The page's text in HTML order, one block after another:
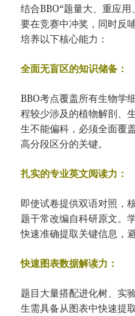
结合BBO“题量大、重应
要在竞赛中冲奖，同时反
培养以下核心能力：
全面无盲区的知识储备：
BBO考点覆盖所有生物学
程较少涉及的植物解剖、
生不能偏科，必须全面覆
高分段区分的关键。
扎实的专业英文阅读力：
即使试卷提供双语对照，
题干常改编自科研原文。
快速准确提取关键信息，
快速图表数据解读力：
题目大量搭配进化树、实
生需具备从图表中快速提